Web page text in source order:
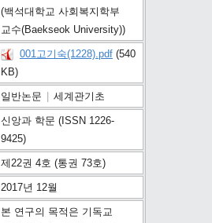
(백석대학교 사회복지학부
교수(Baekseok University))
001고기숙(1228).pdf (540
KB)
일반논문 세계관기초
신앙과 학문 (ISSN 1226-
9425)
제22권 4호 (통권 73호)
2017년 12월
본 연구의 목적은 기독교